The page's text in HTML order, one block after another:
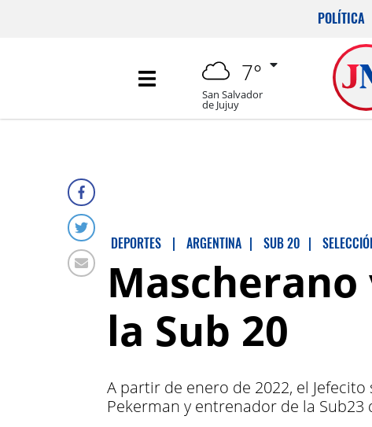
POLÍTICA
7°
San Salvador
de Jujuy
DEPORTES | ARGENTINA | SUB 20 |
la Sub 20
A partir de enero de 2022, el
Pekerman y entrenador de la Sub23